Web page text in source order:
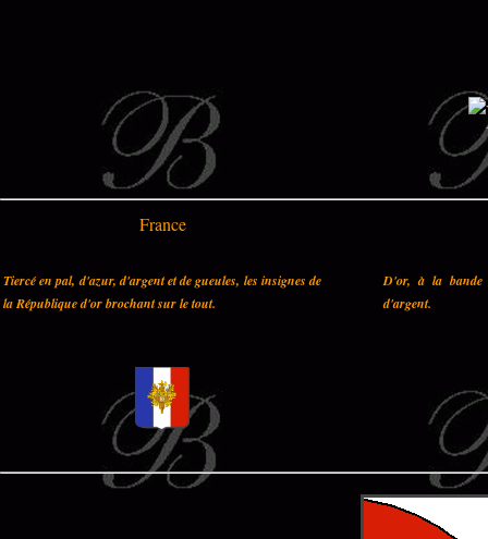
France
Tiercé en pal, d'azur, d'argent et de gueules, les insignes de
la République d'or brochant sur le tout.
D'or, à la bande
d'argent.